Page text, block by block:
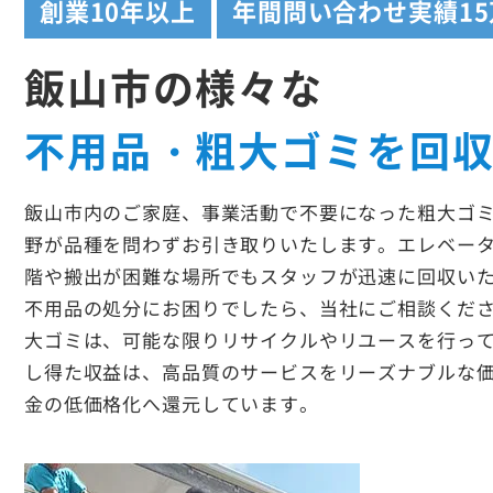
創業10年以上 年間問い合わせ実績
飯山市の様々な
不用品・粗大ゴミを回
飯山市内のご家庭、事業活動で不要になった粗大ゴ
野が品種を問わずお引き取りいたします。エレベー
階や搬出が困難な場所でもスタッフが迅速に回収い
不用品の処分にお困りでしたら、当社にご相談くだ
大ゴミは、可能な限りリサイクルやリユースを行っ
し得た収益は、高品質のサービスをリーズナブルな
金の低価格化へ還元しています。